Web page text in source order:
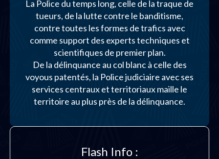
La Police du temps long, celle de la traque de
tueurs, de la lutte contre le banditisme,
contre toutes les formes de trafics avec
comme support des experts techniques et
scientifiques de premier plan.
De la délinquance au col blanc à celle des
voyous patentés, la Police judiciaire avec ses
services centraux et territoriaux maille le
territoire au plus près de la délinquance.
Flash Info :